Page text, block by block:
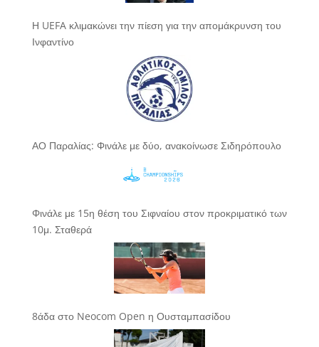
Η UEFA κλιμακώνει την πίεση για την απομάκρυνση του
Ινφαντίνο
ΑΟ Παραλίας: Φινάλε με δύο, ανακοίνωσε Σιδηρόπουλο
Φινάλε με 15η θέση του Σιφναίου στον προκριματικό των
10μ. Σταθερά
8άδα στο Neocom Open η Ουσταμπασίδου